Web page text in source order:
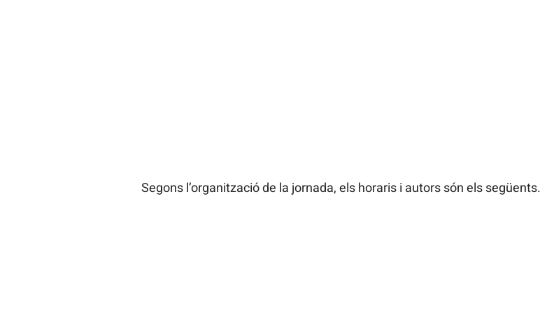
Segons l’organització de la jornada, els horaris i autors són els següents.